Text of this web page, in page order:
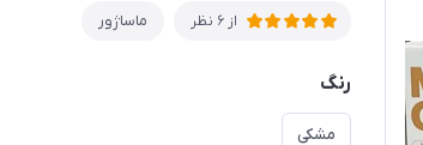
از 6 نظر ماساژور
رنگ
مشکی